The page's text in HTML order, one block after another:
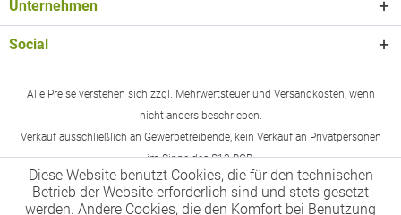
Unternehmen
Social
Alle Preise verstehen sich zzgl. Mehrwertsteuer und Versandkosten, wenn
nicht anders beschrieben.
Verkauf ausschließlich an Gewerbetreibende, kein Verkauf an Privatpersonen
im Sinne des §13 BGB.
Diese Website benutzt Cookies, die für den technischen
Betrieb der Website erforderlich sind und stets gesetzt
werden. Andere Cookies, die den Komfort bei Benutzung